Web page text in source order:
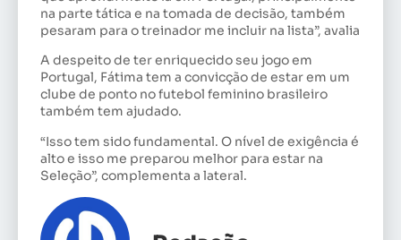
na parte tática e na tomada de decisão, também
pesaram para o treinador me incluir na lista”, avalia
A despeito de ter enriquecido seu jogo em
Portugal, Fátima tem a convicção de estar em um
clube de ponto no futebol feminino brasileiro
também tem ajudado.
“Isso tem sido fundamental. O nível de exigência é
alto e isso me preparou melhor para estar na
Seleção”, complementa a lateral.